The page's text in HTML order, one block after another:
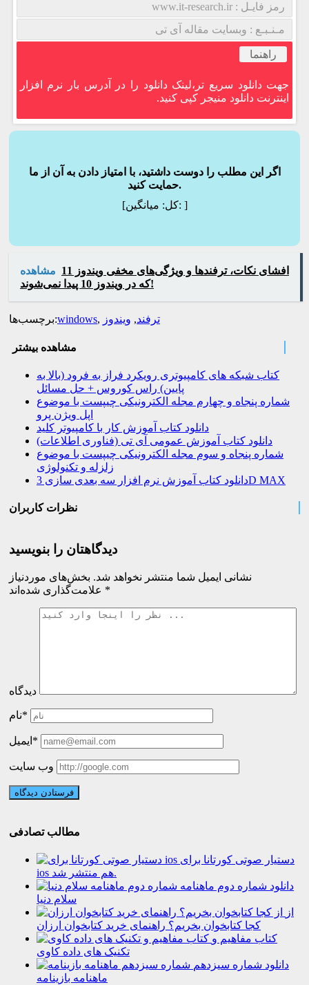
رمز فایـل : www.it-research.ir
مـنـبـع : وبسایت مقاله آی تی
راهنما
جهت دانلود سریع تر،لینک دانلود را در آدرس بار نرم افزار
اینترنت دانلود منیجر کپی کنید.
اگر این مطلب را دوست داشتید، با امتیاز دادن به آن از ما
حمایت کنید.
[کل:میانگین: ]
مشاهده افشای نکات، ترفندها و ویژگی‌های مخفی ویندوز 11
که در ویندوز 10 پیدا نمی‌شوند!
برچسب‌ها:windows, ترفند, ویندوز
مشاهده بیشتر
کتاب شبکه های کامپیوتری رویکرد فراز به فرود (بالا به
پایین) راس کوروس + حل مسائل
شماره پنجاه و چهارم مجله الکترونیکی چیپست با موضوع
اپل ویژن پرو
دانلود کتاب آموزش کار با کامپیوتر کلید
دانلود کتاب آموزش عمومی آی تی (فناوری اطلاعات)
شماره پنجاه و سوم مجله الکترونیکی چیپست با موضوع
زلزله و تکنولوژی
دانلود کتاب آموزش نرم افزار سه بعدی سازی 3D MAX
نظرات کاربران
دیدگاهتان را بنویسید
نشانی ایمیل شما منتشر نخواهد شد. بخش‌های موردنیاز
*
دیدگاه
نام*
ایمیل*
وب سایت
مطالب تصادفی
دستیار صوتی کورتانا برای
ios هم منتشر شد.
دانلود شماره دوم ماهنامه
سلام دنیا
از
کجا کتابخوان بخریم؟ راهنمای خرید کتابخوان ارزان
کتاب مفاهیم و
تکنیک های داده کاوی
دانلود شماره سیزدهم
ماهنامه بازینامه